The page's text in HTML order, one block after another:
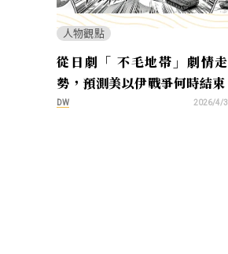
人物觀點
從日劇「 不毛地帯」劇情走
勢，預測美以伊戰爭何時結束
DW 2026/4/3